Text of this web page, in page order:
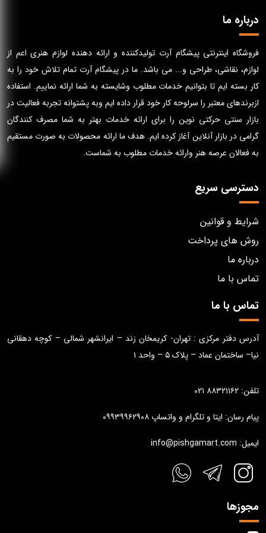
درباره ما
فروشگاه اینترنتی پیشگام آرت تولیدکننده و ارائه دهنده لوازم هنری اعم از
لوازم، نقاشی، طراحی و... می باشد. ما در پیشگام آرت تمام تلاش خود را به
کار بسته ایم تا بتوانیم خدمات مطلوب وشایسته به شما ارائه نماییم. استفاده
ازبرندهای معتبر را سرلوحه کار خود قرار داده ایم وبه پشتوانه تجربه فعالیت در
بازار سنتی حرکتی نوین را برای ارائه خدمات بهتر به شما مصرف کنندگان
گرامی در بازار آنلاین آغاز کرده ایم. هدف ما ارائه محصولات به صورت مستقیم
به فعالان عرصه هنر وارائه خدمات مطلوب به شماست.
دسترسی سریع
شرایط و قوانین
روش های پرداخت
درباره ما
تماس با ما
تماس با ما
آدرس دفتر مرکزی : تهران- کریمخان زند – ایرانشهر شمالی – کوچه دهقانی
نیا– ساختمان عماد – پلاک ۵ – واحد ۱
تلفن: ۸۸۳۲۱۱۶۲ ۰۲۱
پیام رسان: ایتا و تلگرام و واتساپ ۰۹۹۳۹۹۶۲۹۰۸
ایمیل: info@pishgamart.com
مجوزها